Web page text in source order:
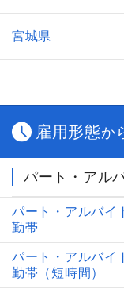
宮城県
雇用形態か
パート・アル
パート・アルバイ
勤帯
パート・アルバイ
勤帯（短時間）